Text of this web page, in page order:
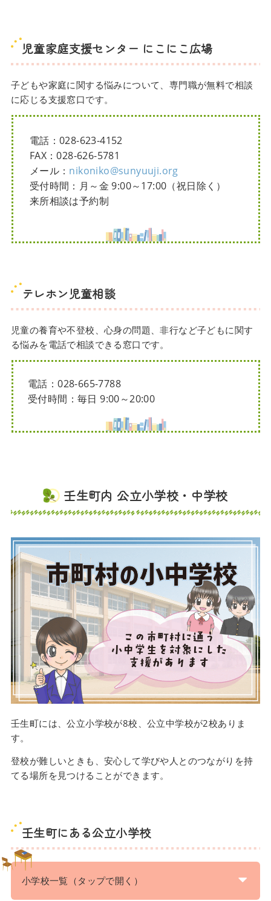
児童家庭支援センター にこにこ広場
子どもや家庭に関する悩みについて、専門職が無料で相談
に応じる支援窓口です。
電話：028-623-4152
FAX：028-626-5781
メール： nikoniko@sunyuuji.org
受付時間：月～金 9:00～17:00（祝日除く）
来所相談は予約制
テレホン児童相談
児童の養育や不登校、心身の問題、非行など子どもに関す
る悩みを電話で相談できる窓口です。
電話：028-665-7788
受付時間：毎日 9:00～20:00
壬生町内 公立小学校・中学校
壬生町には、公立小学校が8校、公立中学校が2校ありま
す。
登校が難しいときも、安心して学びや人とのつながりを持
てる場所を見つけることができます。
壬生町にある公立小学校
小学校一覧（タップで開く）